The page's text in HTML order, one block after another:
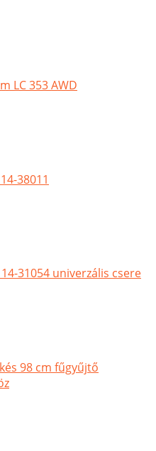
LC 353 AWD
38011
31054 univerzális csere
98 cm fűgyűjtő